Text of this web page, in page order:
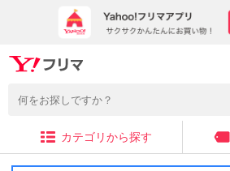
カテゴリから探す